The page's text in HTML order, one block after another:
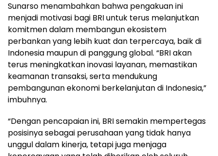
Sunarso menambahkan bahwa pengakuan ini
menjadi motivasi bagi BRI untuk terus melanjutkan
komitmen dalam membangun ekosistem
perbankan yang lebih kuat dan terpercaya, baik di
Indonesia maupun di panggung global. “BRI akan
terus meningkatkan inovasi layanan, memastikan
keamanan transaksi, serta mendukung
pembangunan ekonomi berkelanjutan di Indonesia,”
imbuhnya.
“Dengan pencapaian ini, BRI semakin mempertegas
posisinya sebagai perusahaan yang tidak hanya
unggul dalam kinerja, tetapi juga menjaga